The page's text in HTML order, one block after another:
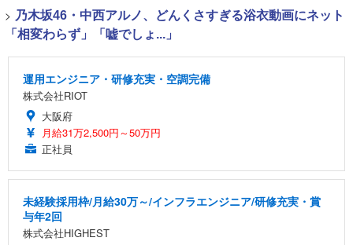
> 乃木坂46・中西アルノ、どんくさすぎる浴衣動画にネット
「相変わらず」「嘘でしょ...」
運用エンジニア・研修充実・空調完備
株式会社RIOT
大阪府
月給31万2,500円～50万円
正社員
未経験採用枠/月給30万～/インフラエンジニア/研修充実・賞
与年2回
株式会社HIGHEST